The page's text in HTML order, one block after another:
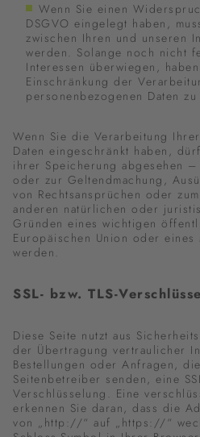
Wenn Sie einen
DSGVO eingelegt haben,
zwischen Ihren und unseren
werden. Solange noch nicht
Interessen überwiegen,
Einschränkung der
personenbezogenen Daten zu
Wenn Sie die Verarbeitung
Daten eingeschränkt haben,
ihrer Speicherung abgesehen
oder zur Geltendmachung,
von Rechtsansprüchen oder
anderen natürlichen oder
Gründen eines wichtigen
Europäischen Union oder
werden.
SSL- bzw. TLS-
Diese Seite nutzt aus
der Übertragung vertraulicher
Bestellungen oder Anfragen,
Seitenbetreiber senden, eine
Verschlüsselung. Eine
erkennen Sie daran, dass die
von „http://“ auf „https://“